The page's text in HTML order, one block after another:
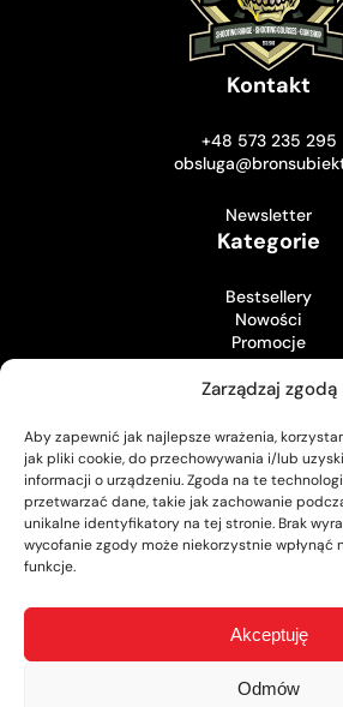
Zarządzaj zgodą
Aby zapewnić jak najlepsze wrażenia,
jak pliki cookie, do przechowywania i/lub
informacji o urządzeniu. Zgoda na te
przetwarzać dane, takie jak zachowanie
unikalne identyfikatory na tej stronie. Brak
wycofanie zgody może niekorzystnie wpłynąć
funkcje.
Akceptuję
Odmów
Kontakt
+48 573 235 295
Newsletter
Kategorie
Bestsellery
Nowości
Promocje
Sklep
Zamówienia
Twoje konto
Pozostałe
Strona regulaminu
Zamów i odbierz
Pozwolenie na
O nas